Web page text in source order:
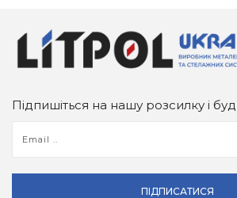
Підпишіться на нашу розсилку і
ПІДПИСАТИСЯ